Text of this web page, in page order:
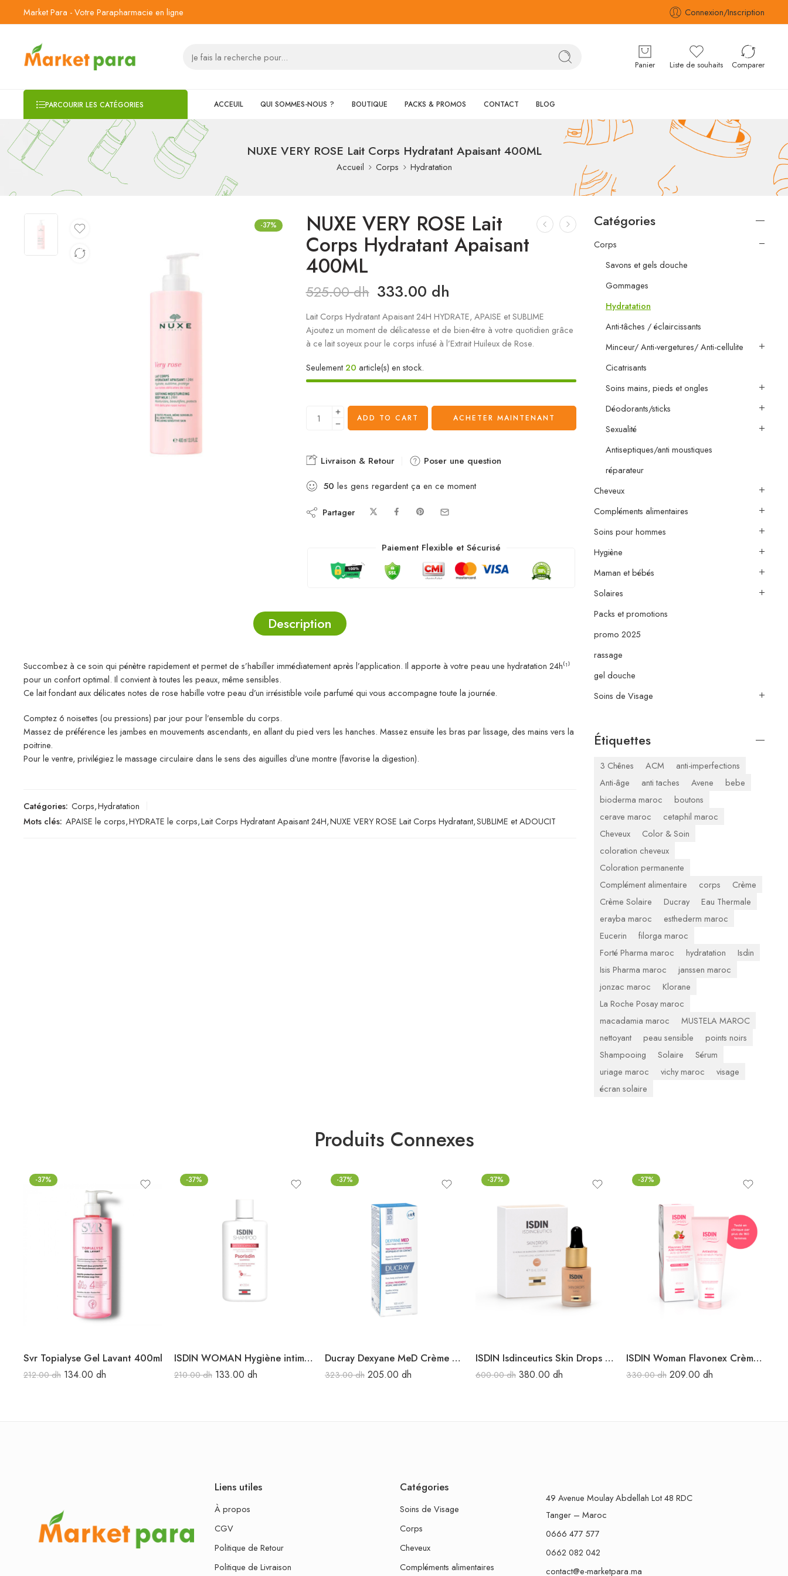
Market Para - Votre Parapharmacie en ligne Connexion/Inscription
Panier Liste de souhaits Comparer
PARCOURIR LES CATÉGORIES ACCEUIL QUI SOMMES-NOUS ? BOUTIQUE PACKS & PROMOS CONTACT BLOG
NUXE VERY ROSE Lait Corps Hydratant Apaisant 400ML
Accueil Corps Hydratation
-37% NUXE VERY ROSE Lait
Corps Hydratant Apaisant
400ML
525.00dh 333.00 dh
Lait Corps Hydratant Apaisant 24H HYDRATE, APAISE et SUBLIME
Ajoutez un moment de délicatesse et de bien-être à votre quotidien grâce
à ce lait soyeux pour le corps infusé à l’Extrait Huileux de Rose.
Seulement20 article(s) en stock.
ADD TO CART ACHETER MAINTENANT
Livraison & Retour
Poser une question
50 les gens regardent ça en ce moment
Partager
Paiement Flexible et Sécurisé
Description
Succombez à ce soin qui pénètre rapidement et permet de s’habiller immédiatement après l’application. Il apporte à votre peau une hydratation 24h⁽¹⁾
pour un confort optimal. Il convient à toutes les peaux, même sensibles.
Ce lait fondant aux délicates notes de rose habille votre peau d’un irrésistible voile parfumé qui vous accompagne toute la journée.
Comptez 6 noisettes (ou pressions) par jour pour l’ensemble du corps.
Massez de préférence les jambes en mouvements ascendants, en allant du pied vers les hanches. Massez ensuite les bras par lissage, des mains vers la
poitrine.
Pour le ventre, privilégiez le massage circulaire dans le sens des aiguilles d’une montre (favorise la digestion).
Catégories: Corps,Hydratation
Mots clés: APAISE le corps,HYDRATE le corps,Lait Corps Hydratant Apaisant 24H,NUXE VERY ROSE Lait Corps Hydratant,SUBLIME et ADOUCIT
Catégories
Corps
Savons et gels douche
Gommages
Hydratation
Anti-tâches / éclaircissants
Minceur/ Anti-vergetures/ Anti-cellulite
Cicatrisants
Soins mains, pieds et ongles
Déodorants/sticks
Sexualité
Antiseptiques/anti moustiques
réparateur
Cheveux
Compléments alimentaires
Soins pour hommes
Hygiène
Maman et bébés
Solaires
Packs et promotions
promo 2025
rassage
gel douche
Soins de Visage
Étiquettes
3 Chênes ACM
anti-imperfections
Anti-âge
anti taches Avene
bebe
bioderma maroc
boutons
cerave maroc
cetaphil maroc
Cheveux
Color & Soin
coloration cheveux
Coloration permanente
Complément alimentaire
corps
Crème
Crème Solaire
Ducray
Eau Thermale
erayba maroc
esthederm maroc
Eucerin
filorga maroc
Forté Pharma maroc
hydratation
Isdin
Isis Pharma maroc
janssen maroc
jonzac maroc
Klorane
La Roche Posay maroc
macadamia maroc
MUSTELA MAROC
nettoyant
peau sensible
points noirs
Shampooing
Solaire
Sérum
uriage maroc
vichy maroc
visage
écran solaire
Produits Connexes
-37%
Svr Topialyse Gel Lavant 400ml
212.00dh 134.00 dh
-37%
ISDIN WOMAN Hygiène intime 200ML
210.00dh 133.00 dh
-37%
Ducray Dexyane MeD Crème réparatrice apaisante 100 ml
323.00dh 205.00 dh
-37%
ISDIN Isdinceutics Skin Drops Bronze 15ML
600.00dh 380.00 dh
-37%
ISDIN Woman Flavonex Crème Anti-vergetures 250ML
330.00dh 209.00 dh
Liens utiles
À propos
CGV
Politique de Retour
Politique de Livraison
Catégories
Soins de Visage
Corps
Cheveux
Compléments alimentaires
49 Avenue Moulay Abdellah Lot 48 RDC
Tanger – Maroc
0666 477 577
0662 082 042
contact@e-marketpara.ma